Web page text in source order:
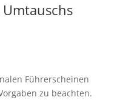
Führerscheinen
zu beachten.